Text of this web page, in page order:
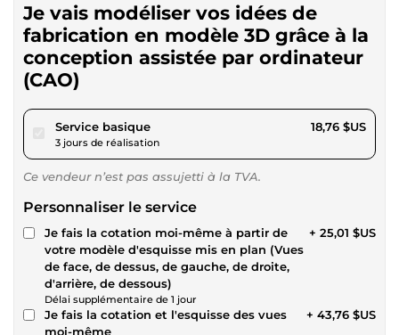
Je vais modéliser vos idées de
fabrication en modèle 3D grâce à la
conception assistée par ordinateur
(CAO)
Service basiquepour 17,29 $US
3 jours de réalisation
18,76 $US
Ce vendeur n’est pas assujetti à la TVA.
Personnaliser le service
Je fais la cotation moi-même à partir de
votre modèle d'esquisse mis en plan (Vues
de face, de dessus, de gauche, de droite,
d'arrière, de dessous)
Délai supplémentaire de 1 jour
+ 25,01 $US
Je fais la cotation et l'esquisse des vues
moi-même
+ 43,76 $US